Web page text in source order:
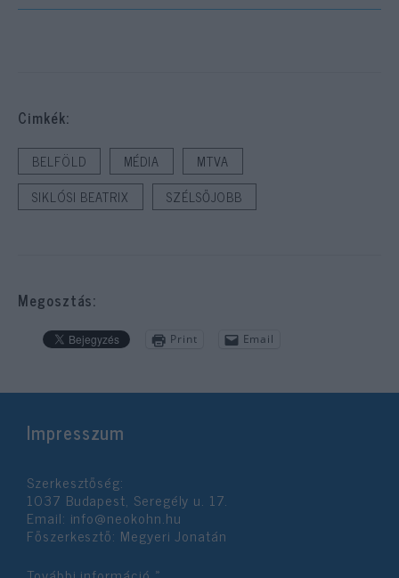
Cimkék:
BELFÖLD MÉDIA
MTVA
SIKLÓSI BEATRIX
SZÉLSŐJOBB
Megosztás:
Print Email
Impresszum
Szerkesztőség:
1037 Budapest, Seregély u. 17.
Email: info@neokohn.hu
Főszerkesztő: Megyeri Jonatán